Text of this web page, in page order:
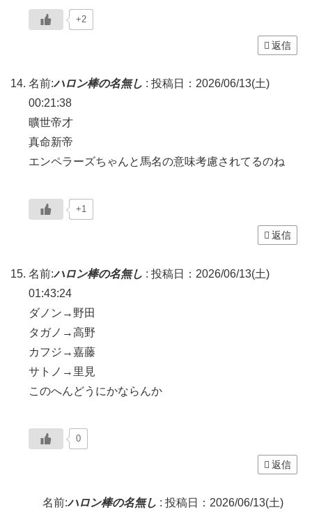
+2
返信
名前:ハロン棒の名無し : 投稿日：2026/06/13(土)
00:21:38
曠世帝才
真命新帝
エンペラーズちゃんと馬名の意味考慮されてるのね
+1
返信
名前:ハロン棒の名無し : 投稿日：2026/06/13(土)
01:43:24
ダノン→野田
タガノ→高野
カフジ→嘉藤
サトノ→里見
このへんどうにかならんか
0
返信
名前:ハロン棒の名無し : 投稿日：2026/06/13(土)